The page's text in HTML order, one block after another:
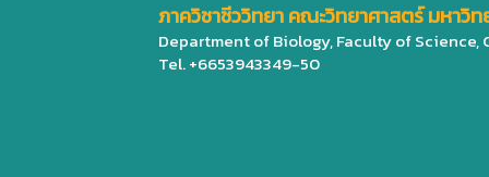
ภาควิชาชีววิทยา คณะวิทยาศาสตร์ มหาวิท
Department of Biology, Faculty of
Tel. +6653943349-50